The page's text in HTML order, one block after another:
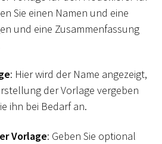
Sie einen Namen und eine
und eine Zusammenfassung
: Hier wird der Name angezeigt,
der Vorlage vergeben
ihn bei Bedarf an.
Vorlage: Geben Sie optional